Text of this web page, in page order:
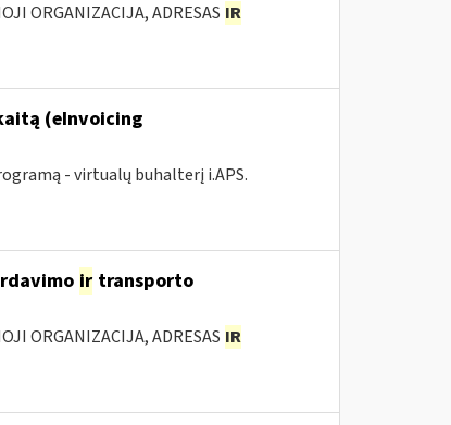
ORGANIZACIJA, ADRESAS IR
(eInvoicing
- virtualų buhalterį i.APS.
irtransporto
ORGANIZACIJA, ADRESAS IR